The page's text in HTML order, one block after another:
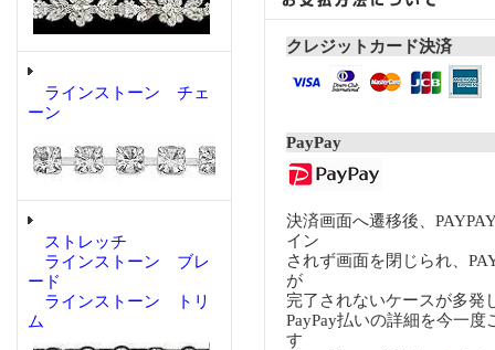
ラインストーン チェ
ーン
ストレッチ
ラインストーン ブレ
ード
ラインストーン トリ
ム
クレジットカード決済
PayPay
決済画面へ遷移後、
イン
されず画面を閉じられ、
が
完了されないケースが多発
PayPay払いの詳細を今一度
す